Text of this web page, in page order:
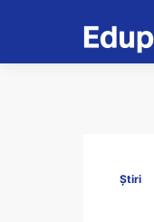
Știri